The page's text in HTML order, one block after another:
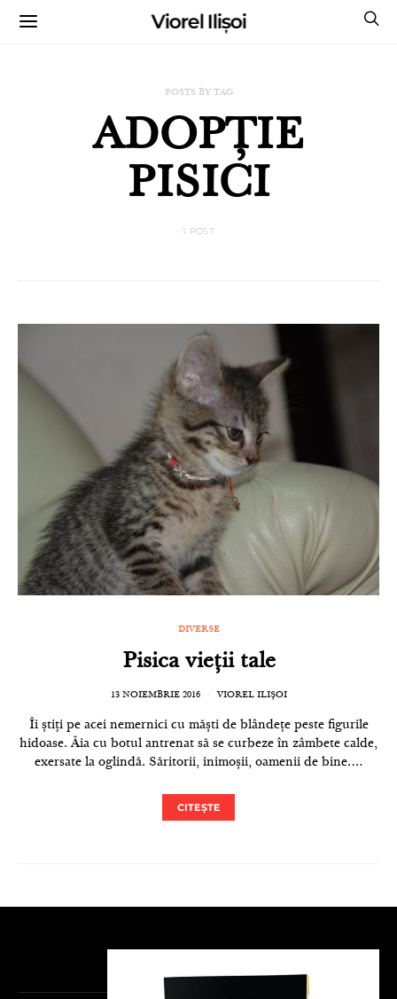
Viorel Ilișoi
POSTS BY TAG
ADOPȚIE
PISICI
1 POST
DIVERSE
Pisica vieții tale
13 NOIEMBRIE 2016 VIOREL ILIȘOI
Îi știți pe acei nemernici cu măști de blândețe peste figurile
hidoase. Ăia cu botul antrenat să se curbeze în zâmbete calde,
exersate la oglindă. Săritorii, inimoșii, oamenii de bine.…
CITEȘTE
CUMPĂRĂ CĂRȚILE MELE CU AUTOGRAF